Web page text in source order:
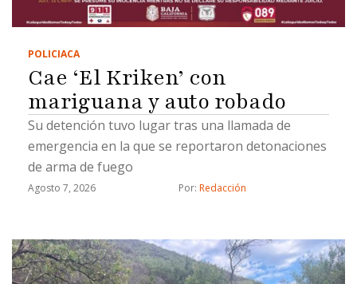
POLICIACA
Cae ‘El Kriken’ con
mariguana y auto robado
Su detención tuvo lugar tras una llamada de
emergencia en la que se reportaron detonaciones
de arma de fuego
Agosto 7, 2026 Por: Redacción